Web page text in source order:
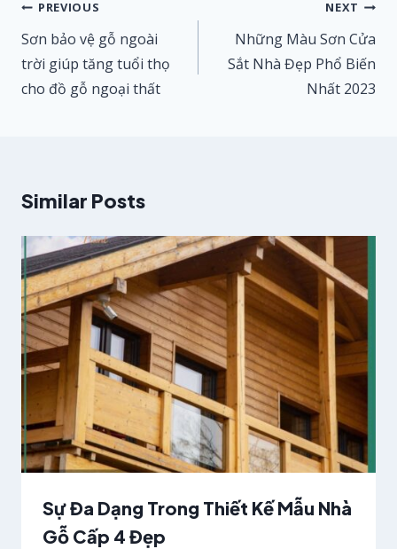
Điều
hướng
bài
viết
PREVIOUS
Sơn bảo vệ gỗ ngoài
trời giúp tăng tuổi thọ
cho đồ gỗ ngoại thất
NEXT
Những Màu Sơn Cửa
Sắt Nhà Đẹp Phổ Biến
Nhất 2023
Similar Posts
Sự Đa Dạng Trong Thiết Kế Mẫu Nhà
Gỗ Cấp 4 Đẹp